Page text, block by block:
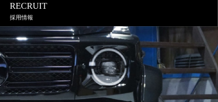
RECRUIT
採用情報